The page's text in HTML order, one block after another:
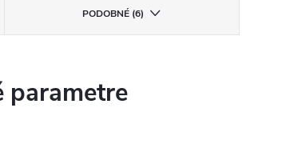
PODOBNÉ (6)
parametre